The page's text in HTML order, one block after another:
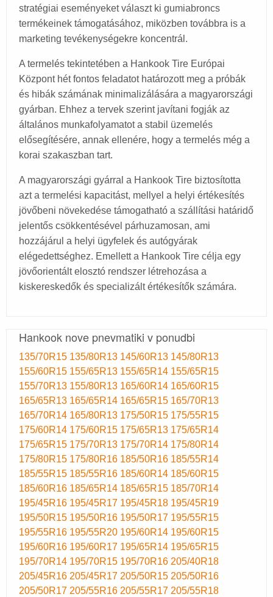
stratégiai eseményeket választ ki gumiabroncs
termékeinek támogatásához, miközben továbbra is a
marketing tevékenységekre koncentrál.
A termelés tekintetében a Hankook Tire Európai
Központ hét fontos feladatot határozott meg a próbák
és hibák számának minimalizálására a magyarországi
gyárban. Ehhez a tervek szerint javítani fogják az
általános munkafolyamatot a stabil üzemelés
elősegítésére, annak ellenére, hogy a termelés még a
korai szakaszban tart.
A magyarországi gyárral a Hankook Tire biztosította
azt a termelési kapacitást, mellyel a helyi értékesítés
jövőbeni növekedése támogatható a szállítási határidő
jelentős csökkentésével párhuzamosan, ami
hozzájárul a helyi ügyfelek és autógyárak
elégedettséghez. Emellett a Hankook Tire célja egy
jövőorientált elosztó rendszer létrehozása a
kiskereskedők és specializált értékesítők számára.
Hankook nove pnevmatiki v ponudbi
135/70R15 135/80R13 145/60R13 145/80R13
155/60R15 155/65R13 155/65R14 155/65R15
155/70R13 155/80R13 165/60R14 165/60R15
165/65R13 165/65R14 165/65R15 165/70R13
165/70R14 165/80R13 175/50R15 175/55R15
175/60R14 175/60R15 175/65R13 175/65R14
175/65R15 175/70R13 175/70R14 175/80R14
175/80R15 175/80R16 185/50R16 185/55R14
185/55R15 185/55R16 185/60R14 185/60R15
185/60R16 185/65R14 185/65R15 185/70R14
195/45R16 195/45R17 195/45R18 195/45R19
195/50R15 195/50R16 195/50R17 195/55R15
195/55R16 195/55R20 195/60R14 195/60R15
195/60R16 195/60R17 195/65R14 195/65R15
195/70R14 195/70R15 195/70R16 205/40R18
205/45R16 205/45R17 205/50R15 205/50R16
205/50R17 205/55R16 205/55R17 205/55R18